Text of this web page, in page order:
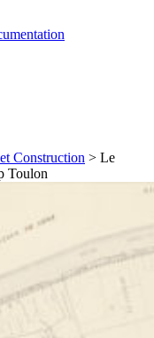
Construction > Le
Toulon